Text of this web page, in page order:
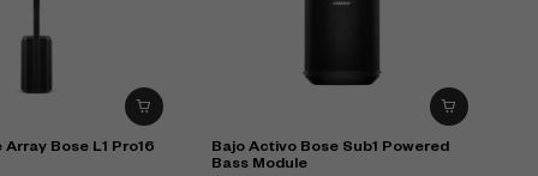
Bose L1 Pro16
Bajo Activo Bose Sub1 Powered
Bass Module